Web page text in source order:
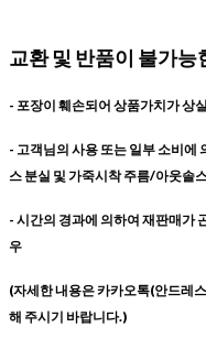
교환 및 반품이 불가능
- 포장이 훼손되어 상품가치가 상
- 고객님의 사용 또는 일부 소비에
스 분실 및 가죽시착 주름/아웃솔
- 시간의 경과에 의하여 재판매가
우
(자세한 내용은 카카오톡(안드레
해 주시기 바랍니다.)